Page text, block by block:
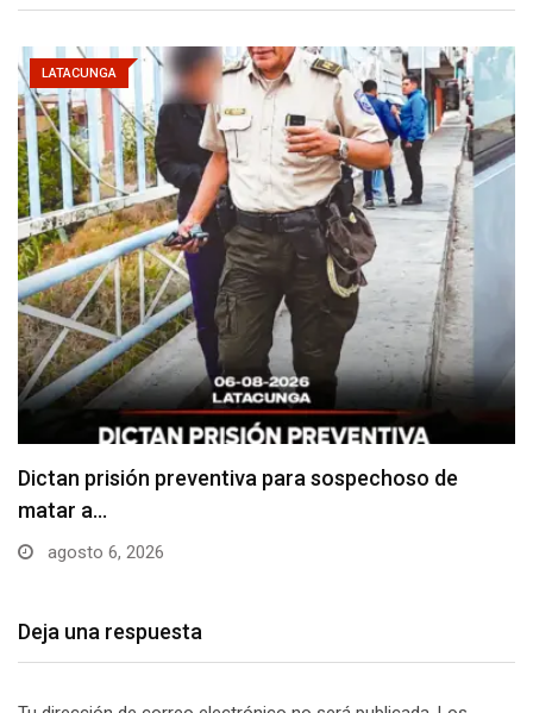
LATACUNGA
Usuarios madrugan y hacen largas filas para
obtener…
agosto 6, 2026
Deja una respuesta